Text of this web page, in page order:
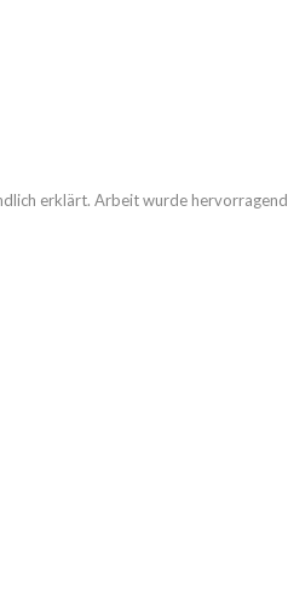
erklärt. Arbeit wurde hervorragend